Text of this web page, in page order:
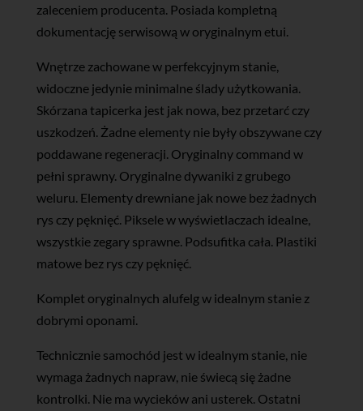
zaleceniem producenta. Posiada kompletną
dokumentację serwisową w oryginalnym etui.
Wnętrze zachowane w perfekcyjnym stanie,
widoczne jedynie minimalne ślady użytkowania.
Skórzana tapicerka jest jak nowa, bez przetarć czy
uszkodzeń. Żadne elementy nie były obszywane czy
poddawane regeneracji. Oryginalny command w
pełni sprawny. Oryginalne dywaniki z grubego
weluru. Elementy drewniane jak nowe bez żadnych
rys czy pęknięć. Piksele w wyświetlaczach idealne,
wszystkie zegary sprawne. Podsufitka cała. Plastiki
matowe bez rys czy pęknięć.
Komplet oryginalnych alufelg w idealnym stanie z
dobrymi oponami.
Technicznie samochód jest w idealnym stanie, nie
wymaga żadnych napraw, nie świecą się żadne
kontrolki. Nie ma wycieków ani usterek. Ostatni